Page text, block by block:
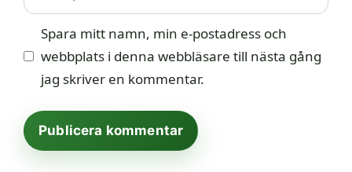
Spara mitt namn, min e-postadress och
webbplats i denna webbläsare till nästa gång
jag skriver en kommentar.